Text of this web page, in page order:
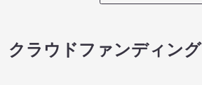
クラウドファンディング